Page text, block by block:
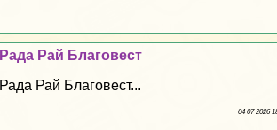
Рада Рай Благовест
Рада Рай Благовест...
04 07 2026